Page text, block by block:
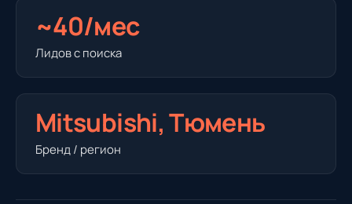
~40/мес
Лидов с поиска
Mitsubishi, Тюмень
Бренд / регион